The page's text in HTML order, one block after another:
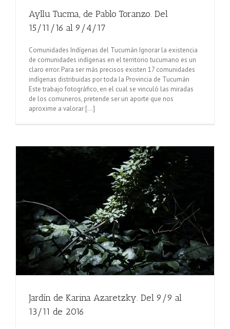
Ayllu Tucma, de Pablo Toranzo. Del
15/11/16 al 9/4/17
Comunidades Indígenas del Tucumán Ignorar la existencia
de comunidades indígenas en el territorio tucumano es un
claro error. Para ser más precisos existen 17 comunidades
indígenas distribuidas por toda la Provincia de Tucumán
Este trabajo fotográfico, en el cual se vinculó las miradas
de los comuneros, pretende ser un aporte que nos
aproxime a valorar [...]
Jardín de Karina Azaretzky. Del 9/9 al
13/11 de 2016